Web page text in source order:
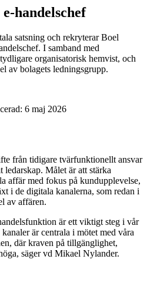
handelschef
satsning och rekryterar Boel
I samband med
organisatorisk hemvist, och
av bolagets ledningsgrupp.
6 maj 2026
från tidigare tvärfunktionellt ansvar
Målet är att stärka
affär med fokus på kundupplevelse,
i de digitala kanalerna, som redan i
av affären.
är ett viktigt steg i vår
är centrala i mötet med våra
där kraven på tillgänglighet,
säger vd Mikael Nylander.